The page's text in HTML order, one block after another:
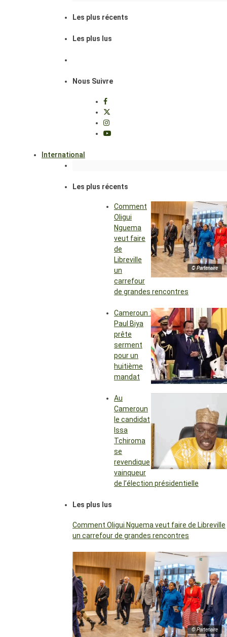
Les plus récents
Les plus lus
Nous Suivre
International
Les plus récents
© Partenaire
Comment
Oligui
Nguema
veut faire
de
Libreville
un
carrefour
de grandes rencontres
Cameroun :
Paul Biya
prête
serment
pour un
huitième
mandat
Au
Cameroun
le candidat
Issa
Tchiroma
se
revendique
vainqueur
de l’élection présidentielle
Les plus lus
Comment Oligui Nguema veut faire de Libreville
un carrefour de grandes rencontres
© Partenaire